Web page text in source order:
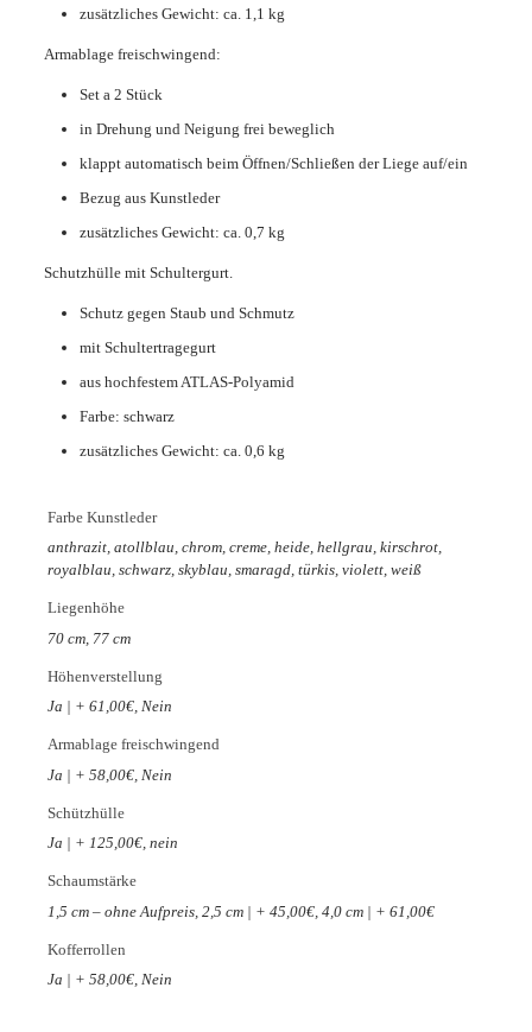
zusätzliches Gewicht: ca. 1,1 kg
Armablage freischwingend:
Set a 2 Stück
in Drehung und Neigung frei beweglich
klappt automatisch beim Öffnen/Schließen der Liege auf/ein
Bezug aus Kunstleder
zusätzliches Gewicht: ca. 0,7 kg
Schutzhülle mit Schultergurt.
Schutz gegen Staub und Schmutz
mit Schultertragegurt
aus hochfestem ATLAS-Polyamid
Farbe: schwarz
zusätzliches Gewicht: ca. 0,6 kg
Farbe Kunstleder
anthrazit, atollblau, chrom, creme, heide, hellgrau, kirschrot,
royalblau, schwarz, skyblau, smaragd, türkis, violett, weiß
Liegenhöhe
70 cm, 77 cm
Höhenverstellung
Ja | + 61,00€, Nein
Armablage freischwingend
Ja | + 58,00€, Nein
Schützhülle
Ja | + 125,00€, nein
Schaumstärke
1,5 cm – ohne Aufpreis, 2,5 cm | + 45,00€, 4,0 cm | + 61,00€
Kofferrollen
Ja | + 58,00€, Nein